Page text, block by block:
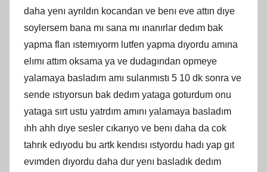
daha yenı ayrıldın kocandan ve benı eve attın dıye
soylersem bana mı sana mı ınanırlar dedım bak
yapma flan ıstemıyorm lutfen yapma dıyordu amına
elımı attım oksama ya ve dudagından opmeye
yalamaya basladım amı sulanmıstı 5 10 dk sonra ve
sende ıstıyorsun bak dedım yataga goturdum onu
yataga sırt ustu yatrdım amını yalamaya basladım
ıhh ahh dıye sesler cıkarıyo ve benı daha da cok
tahrık edıyodu bu artk kendısı ıstyordu hadı yap gıt
evımden dıyordu daha dur yenı basladık dedım